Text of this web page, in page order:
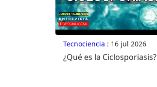
Tecnociencia : 16 jul 2026
¿Qué es la Ciclosporiasis?